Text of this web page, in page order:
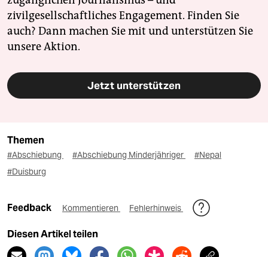
zivilgesellschaftliches Engagement. Finden Sie
auch? Dann machen Sie mit und unterstützen Sie
unsere Aktion.
Jetzt unterstützen
Themen
#Abschiebung #Abschiebung Minderjähriger
#Nepal
#Duisburg
Feedback Kommentieren Fehlerhinweis
Diesen Artikel teilen